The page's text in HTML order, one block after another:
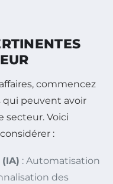
commencez
qui peuvent avoir
secteur. Voici
:
: Automatisation
des